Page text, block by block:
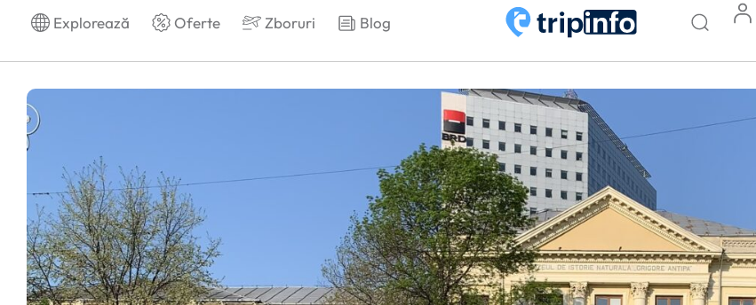
Explorează Oferte Zboruri Blog